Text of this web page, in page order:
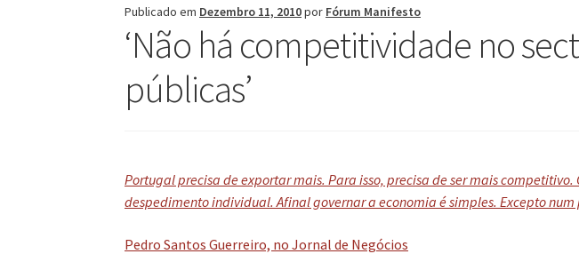
Publicado em Dezembro 11, 2010por Fórum Manifesto
‘Não há competitividade no
públicas’
Portugal precisa de exportar mais. Para isso, precisa de ser mais
despedimento individual. Afinal governar a economia é simples. Excepto
Pedro Santos Guerreiro, no Jornal de Negócios